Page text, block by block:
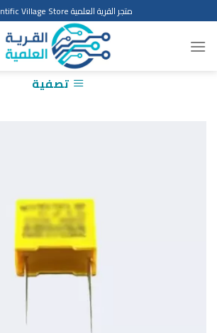
to
content
متجر القرية العلمية Scientific Village Store
تصفية